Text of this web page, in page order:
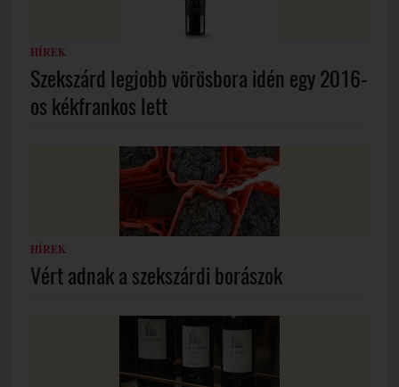
HÍREK
Szekszárd legjobb vörösbora idén egy 2016-
os kékfrankos lett
HÍREK
Vért adnak a szekszárdi borászok